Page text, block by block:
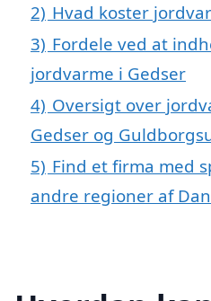
2) Hvad koster
3) Fordele ved at
jordvarme i Gedser
4) Oversigt over
Gedser og
5) Find et firma med
andre regioner af